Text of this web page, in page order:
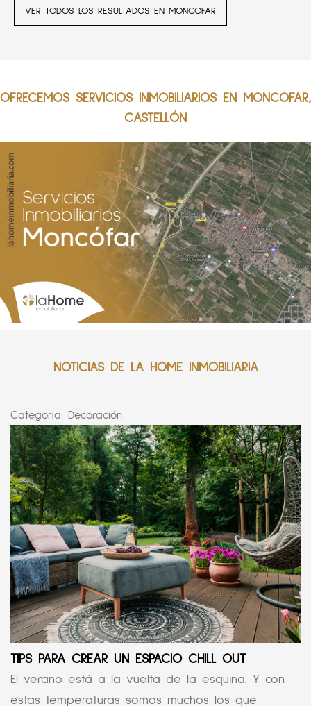
VER TODOS LOS RESULTADOS EN MONCOFAR
OFRECEMOS SERVICIOS INMOBILIARIOS EN MONCOFAR,
CASTELLÓN
NOTICIAS DE LA HOME INMOBILIARIA
Categoría: Decoración
TIPS PARA CREAR UN ESPACIO CHILL OUT
El verano está a la vuelta de la esquina. Y con
estas temperaturas somos muchos los que